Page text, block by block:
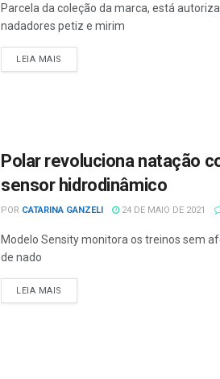
Parcela da coleção da marca, está
nadadores petiz e mirim
LEIA MAIS
Polar revoluciona natação
sensor hidrodinâmico
POR CATARINA GANZELI 24 DE MAIO DE 2021
Modelo Sensity monitora os treinos sem
de nado
LEIA MAIS